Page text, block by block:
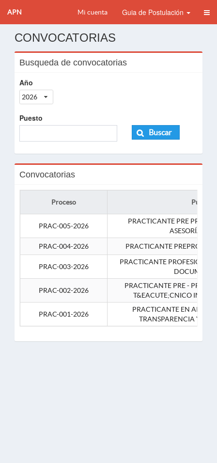
APN Mi cuenta Guia de Postulación
CONVOCATORIAS
Busqueda de convocatorias
Año
2026
Puesto
Buscar
Convocatorias
Proceso Puesto
PRAC-005-2026
PRACTICANTE PRE
ASESORÍA
PRAC-004-2026
PRACTICANTE
PRAC-003-2026
PRACTICANTE
PRAC-002-2026
PRACTICANTE PRE -
T&EACUTE;CNICO
PRAC-001-2026
PRACTICANTE EN APOYO
TRANSPARENCIA Y